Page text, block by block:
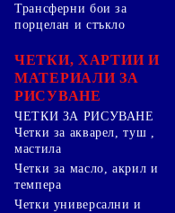
Трансферни бои за
порцелан и стъкло
ЧЕТКИ, ХАРТИИ И
МАТЕРИАЛИ ЗА
РИСУВАНЕ
ЧЕТКИ ЗА РИСУВАНЕ
Четки за акварел, туш ,
мастила
Четки за масло, акрил и
темпера
Четки универсални и